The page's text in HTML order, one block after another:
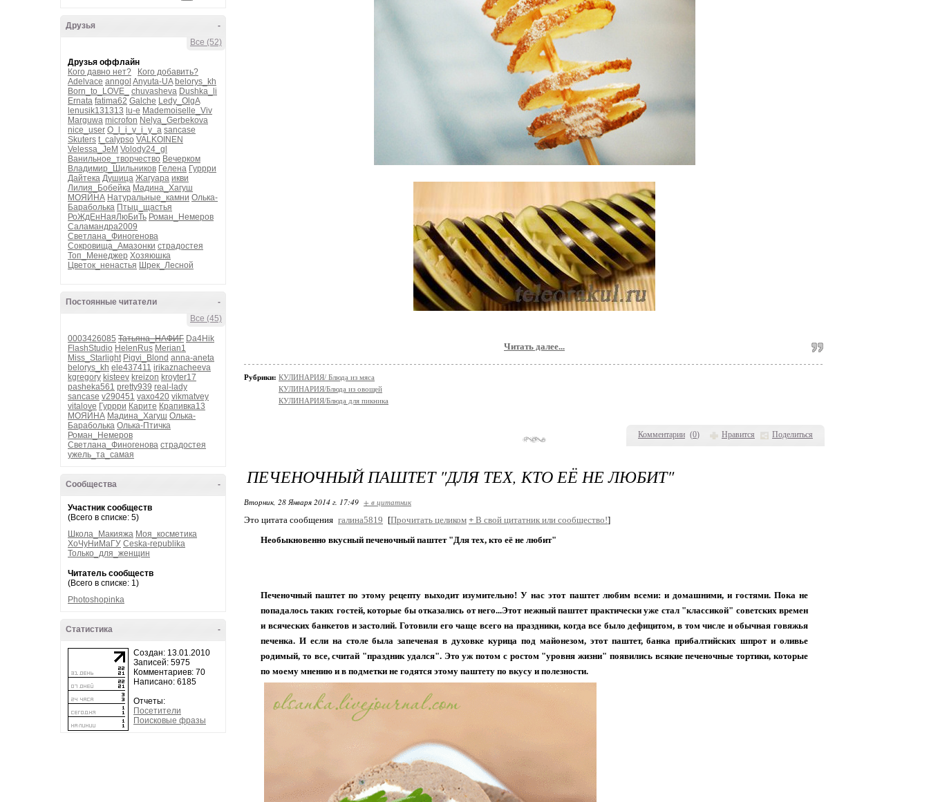
-
Друзья
Все (52)
Друзья оффлайн
Кого давно нет?
Кого добавить?
Adelvace anngol Anyuta-UA belorys_kh
Born_to_LOVE_
chuvasheva Dushka_li
Ernata fatima62 Galche Ledy_OlgA
lenusik131313 lu-e Mademoiselle_Viv
Marguwa microfon Nelya_Gerbekova
nice_user O_l_i_v_i_y_a sancase
Skuters t_calypso VALKOINEN
Velessa_JeM Volody24_gl
Ванильное_творчество Вечерком
Владимир_Шильников Гелена Гуррри
Дайтека Душица Жагуара икви
Лилия_Бобейка Мадина_Хагуш
МОЯЙНА Натуральные_камни Олька-
Бараболька Птыц_щастья
РоЖдЕнНаяЛюБиТь Роман_Немеров
Саламандра2009
Светлана_Финогенова
Сокровища_Амазонки страдостея
Топ_Менеджер Хозяюшка
Цветок_ненастья Шрек_Лесной
-
Постоянные читатели
Все (45)
0003426085 Татьяна_НАФИГ Da4Hik
FlashStudio HelenRus Merian1
Miss_Starlight Pigvi_Blond anna-aneta
belorys_kh ele437411 irikaznacheeva
kgregory kisteev kreizon kroyter17
pasheka561 pretty939 real-lady
sancase v290451 vaxo420 vikmatvey
vitalove Гуррри Карите Крапивка13
МОЯЙНА Мадина_Хагуш Олька-
Бараболька Олька-Птичка
Роман_Немеров
Светлана_Финогенова страдостея
ужель_та_самая
-
Сообщества
Участник сообществ
(Всего в списке: 5)
Школа_Макияжа Моя_косметика
ХоЧуНиМаГУ Ceska-republika
Только_для_женщин
Читатель сообществ
(Всего в списке: 1)
Photoshopinka
-
Статистика
Создан: 13.01.2010
Записей: 5975
Комментариев: 70
Написано: 6185
Отчеты:
Посетители
Поисковые фразы
Комментарии (0) Нравится Поделиться
Читать далее...
Рубрики: КУЛИНАРИЯ/ Блюда из мяса
КУЛИНАРИЯ/Блюда из овощей
КУЛИНАРИЯ/Блюда для пикника
ПЕЧЕНОЧНЫЙ ПАШТЕТ "ДЛЯ ТЕХ, КТО ЕЁ НЕ ЛЮБИТ"
Вторник, 28 Января 2014 г. 17:49 + в цитатник
Это цитата сообщения галина5819 [Прочитать целиком + В свой цитатник или сообщество!]
Необыкновенно вкусный печеночный паштет "Для тех, кто её не любит"
Печеночный паштет по этому рецепту выходит изумительно! У нас этот паштет любим всеми: и домашними, и гостями. Пока не
попадалось таких гостей, которые бы отказались от него...Этот нежный паштет практически уже стал "классикой" советских времен
и всяческих банкетов и застолий. Готовили его чаще всего на праздники, когда все было дефицитом, в том числе и обычная говяжья
печенка. И если на столе была запеченая в духовке курица под майонезом, этот паштет, банка прибалтийских шпрот и оливье
родимый, то все, считай "праздник удался". Это уж потом с ростом "уровня жизни" появились всякие печеночные тортики, которые
по моему мнению и в подметки не годятся этому паштету по вкусу и полезности.